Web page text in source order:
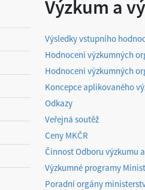
Výzkum a
Výsledky vstupního
Hodnocení výzkumných
Hodnocení výzkumných
Koncepce aplikovaného
Odkazy
Veřejná soutěž
Ceny MKČR
Činnost Odboru výzkumu
Výzkumné programy
Poradní orgány